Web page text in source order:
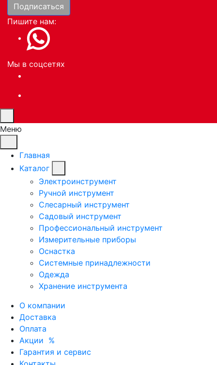
Подписаться
Пишите нам:
Мы в соцсетях
Меню
Главная
Каталог
Электроинструмент
Ручной инструмент
Слесарный инструмент
Садовый инструмент
Профессиональный инструмент
Измерительные приборы
Оснастка
Системные принадлежности
Одежда
Хранение инструмента
О компании
Доставка
Оплата
Акции %
Гарантия и сервис